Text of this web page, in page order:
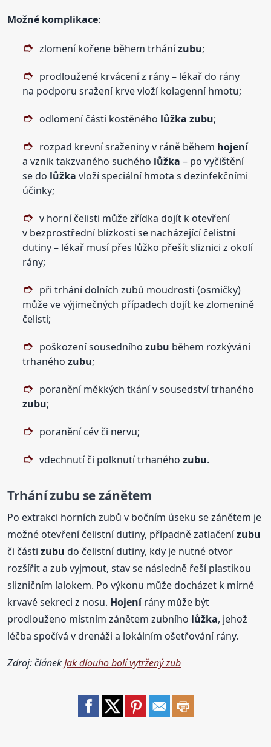
Možné komplikace:
zlomení kořene během trhánízubu;
prodloužené krvácení z rány – lékař do rány
na podporu sražení krve vloží kolagenní hmotu;
odlomení části kostěného lůžka zubu;
rozpad krevní sraženiny v ráně během hojení
a vznik takzvaného suchého lůžka – po vyčištění
se do lůžka vloží speciální hmota s dezinfekčními
účinky;
v horní čelisti může zřídka dojít k otevření
v bezprostřední blízkosti se nacházející čelistní
dutiny – lékař musí přes lůžko přešít sliznici z okolí
rány;
při trhání dolních zubů moudrosti (osmičky)
může ve výjimečných případech dojít ke zlomenině
čelisti;
poškození sousedníhozubu během rozkývání
trhanéhozubu;
poranění měkkých tkání v sousedství trhaného
zubu;
poranění cév či nervu;
vdechnutí či polknutí trhanéhozubu.
Trhánízubu se zánětem
Po extrakci horních zubů v bočním úseku se zánětem je
možné otevření čelistní dutiny, případně zatlačenízubu
či částizubu do čelistní dutiny, kdy je nutné otvor
rozšířit a zub vyjmout, stav se následně řeší plastikou
slizničním lalokem. Po výkonu může docházet k mírné
krvavé sekreci z nosu. Hojenírány může být
prodlouženo místním zánětem zubního lůžka, jehož
léčba spočívá v drenáži a lokálním ošetřování rány.
Zdroj: článekJak dlouho bolí vytržený zub